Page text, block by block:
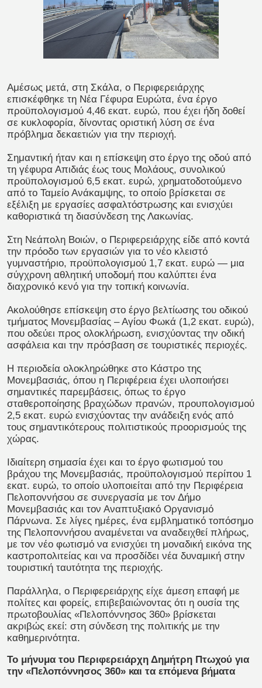
Αμέσως μετά, στη Σκάλα, ο Περιφερειάρχης
επισκέφθηκε τη Νέα Γέφυρα Ευρώτα, ένα έργο
προϋπολογισμού 4,46 εκατ. ευρώ, που έχει ήδη δοθεί
σε κυκλοφορία, δίνοντας οριστική λύση σε ένα
πρόβλημα δεκαετιών για την περιοχή.
Σημαντική ήταν και η επίσκεψη στο έργο της οδού από
τη γέφυρα Απιδιάς έως τους Μολάους, συνολικού
προϋπολογισμού 6,5 εκατ. ευρώ, χρηματοδοτούμενο
από το Ταμείο Ανάκαμψης, το οποίο βρίσκεται σε
εξέλιξη με εργασίες ασφαλτόστρωσης και ενισχύει
καθοριστικά τη διασύνδεση της Λακωνίας.
Στη Νεάπολη Βοιών, ο Περιφερειάρχης είδε από κοντά
την πρόοδο των εργασιών για το νέο κλειστό
γυμναστήριο, προϋπολογισμού 1,7 εκατ. ευρώ — μια
σύγχρονη αθλητική υποδομή που καλύπτει ένα
διαχρονικό κενό για την τοπική κοινωνία.
Ακολούθησε επίσκεψη στο έργο βελτίωσης του οδικού
τμήματος Μονεμβασίας – Αγίου Φωκά (1,2 εκατ. ευρώ),
που οδεύει προς ολοκλήρωση, ενισχύοντας την οδική
ασφάλεια και την πρόσβαση σε τουριστικές περιοχές.
Η περιοδεία ολοκληρώθηκε στο Κάστρο της
Μονεμβασιάς, όπου η Περιφέρεια έχει υλοποιήσει
σημαντικές παρεμβάσεις, όπως το έργο
σταθεροποίησης βραχώδων πρανών, προυπολογισμού
2,5 εκατ. ευρώ ενισχύοντας την ανάδειξη ενός από
τους σημαντικότερους πολιτιστικούς προορισμούς της
χώρας.
Ιδιαίτερη σημασία έχει και το έργο φωτισμού του
βράχου της Μονεμβασιάς, προϋπολογισμού περίπου 1
εκατ. ευρώ, το οποίο υλοποιείται από την Περιφέρεια
Πελοποννήσου σε συνεργασία με τον Δήμο
Μονεμβασιάς και τον Αναπτυξιακό Οργανισμό
Πάρνωνα. Σε λίγες ημέρες, ένα εμβληματικό τοπόσημο
της Πελοποννήσου αναμένεται να αναδειχθεί πλήρως,
με τον νέο φωτισμό να ενισχύει τη μοναδική εικόνα της
καστροπολιτείας και να προσδίδει νέα δυναμική στην
τουριστική ταυτότητα της περιοχής.
Παράλληλα, ο Περιφερειάρχης είχε άμεση επαφή με
πολίτες και φορείς, επιβεβαιώνοντας ότι η ουσία της
πρωτοβουλίας «Πελοπόννησος 360» βρίσκεται
ακριβώς εκεί: στη σύνδεση της πολιτικής με την
καθημερινότητα.
Το μήνυμα του Περιφερειάρχη Δημήτρη Πτωχού για
την «Πελοπόννησος 360» και τα επόμενα βήματα